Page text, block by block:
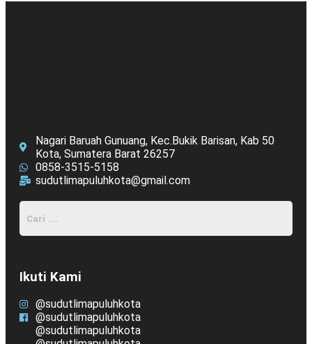
Nagari Baruah Gunuang, Kec.Bukik Barisan, Kab 50
Kota, Sumatera Barat 26257
0858-3515-5158
sudutlimapuluhkota@gmail.com
Ikuti Kami
@sudutlimapuluhkota
@sudutlimapuluhkota
@sudutlimapuluhkota